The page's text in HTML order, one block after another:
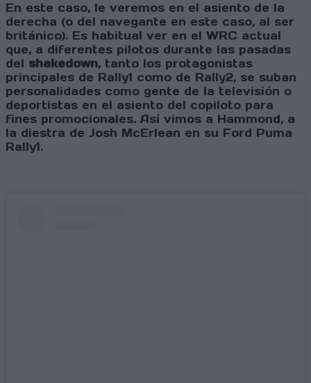
En este caso, le veremos en el asiento de la
derecha (o del navegante en este caso, al ser
británico). Es habitual ver en el WRC actual
que, a diferentes pilotos durante las pasadas
del shakedown, tanto los protagonistas
principales de Rally1 como de Rally2, se suban
personalidades como gente de la televisión o
deportistas en el asiento del copiloto para
fines promocionales. Así vimos a Hammond, a
la diestra de Josh McErlean en su Ford Puma
Rally1.